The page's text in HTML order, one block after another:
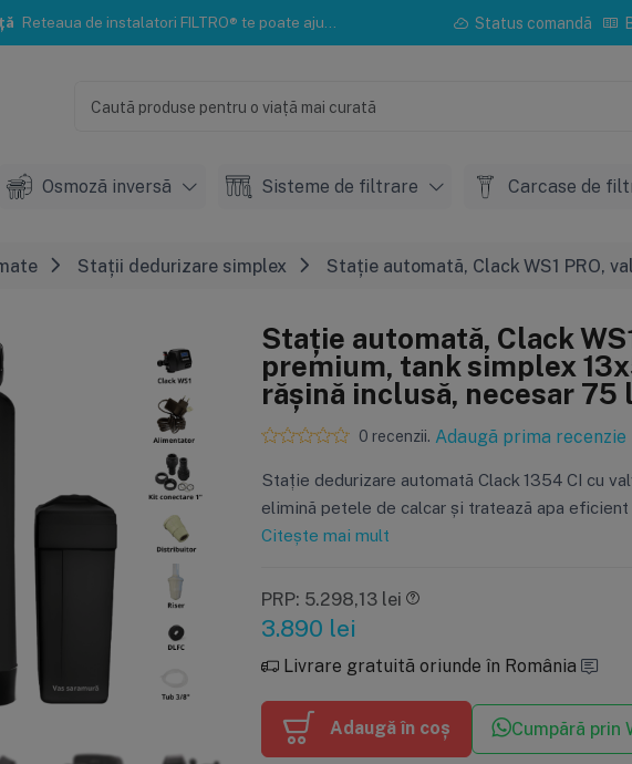
Reteaua de instalatori FILTRO® te poate ajuta cu instalarea sau mentenanța. Status comandă
Osmoză inversă Sisteme de filtrare Carcase de
Stații dedurizare simplex Stație automată, Clack WS1 PRO,
Stație automată, Clack
premium, tank simplex
rășină inclusă, necesar 75
0 recenzii. Adaugă prima recenzie
Stație dedurizare automată Clack 1354 CI cu
elimină petele de calcar și tratează apa
Citește mai mult
PRP: 5.298,13 lei
3.890 lei
Livrare gratuită oriunde în România
Adaugă în coș Cumpără prin